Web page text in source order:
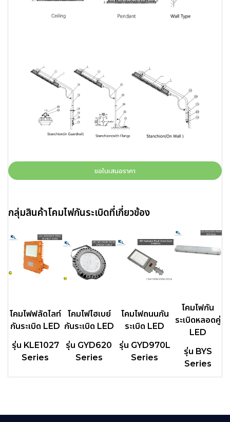
ขอใบเสนอราคา
กลุ่มสินค้าโคมไฟกันระเบิดที่เกี่ยวข้อง
โคมไฟฟลัดไลท์
กันระเบิด LED
รุ่น KLE1027
Series
โคมไฟไฮเบย์
กันระเบิด LED
รุ่น GYD620
Series
โคมไฟถนนกัน
ระเบิด LED
รุ่น GYD970L
Series
โคมไฟกัน
ระเบิดหลอดคู่
LED
รุ่น BYS
Series